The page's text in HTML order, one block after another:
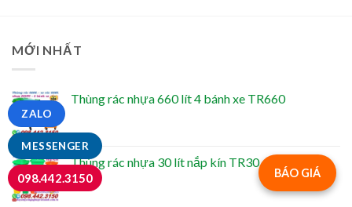
MỚI NHẤT
Thùng rác nhựa 660 lít 4 bánh xe TR660
Thùng rác nhựa 30 lít nắp kín TR30
BÁO GIÁ
MESSENGER
ZALO
098.442.3150